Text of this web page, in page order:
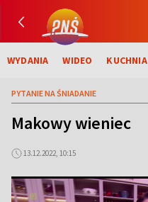
WYDANIA WIDEO KUCHNIA
PYTANIE NA ŚNIADANIE
Makowy wieniec
13.12.2022, 10:15